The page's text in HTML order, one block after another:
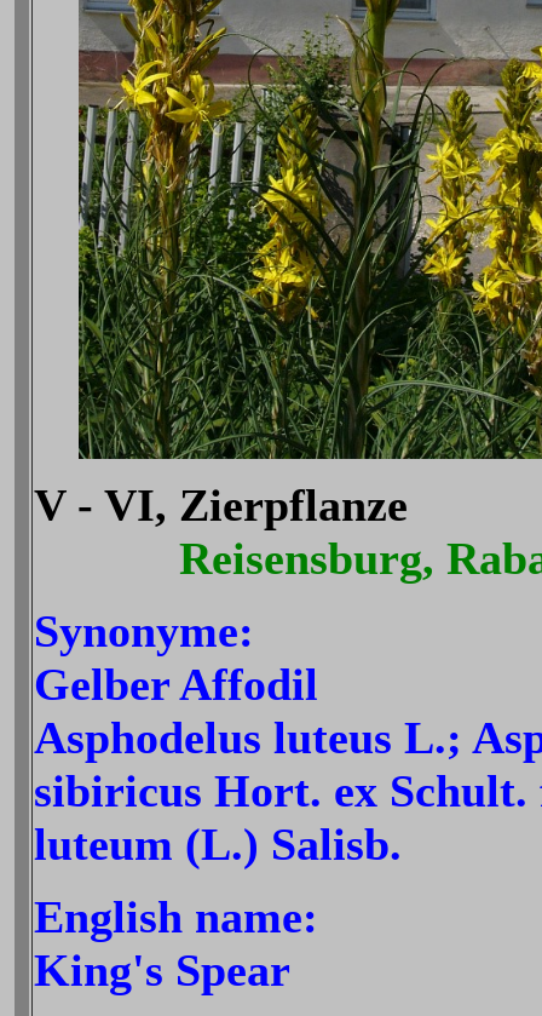
V - VI, Zierpflanze
Reisensburg,
Synonyme:
Gelber Affodil
Asphodelus luteus L.;
sibiricus Hort. ex
luteum (L.) Salisb.
English name:
King's Spear